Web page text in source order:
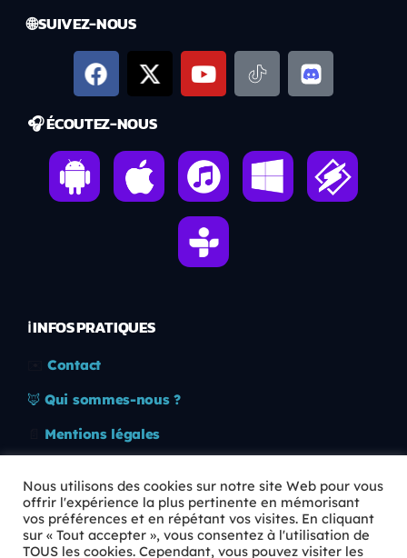
🌐 SUIVEZ-NOUS
🎧 ÉCOUTEZ-NOUS
ℹ️ INFOS PRATIQUES
Contact
🦊 Qui sommes-nous ?
Mentions légales
🛡️ RGPD
Copyright © 2026 Animkids. Tous droits réservés.
Nous utilisons des cookies sur notre site Web pour vous
offrir l'expérience la plus pertinente en mémorisant
vos préférences et en répétant vos visites. En cliquant
sur « Tout accepter », vous consentez à l'utilisation de
TOUS les cookies. Cependant, vous pouvez visiter les